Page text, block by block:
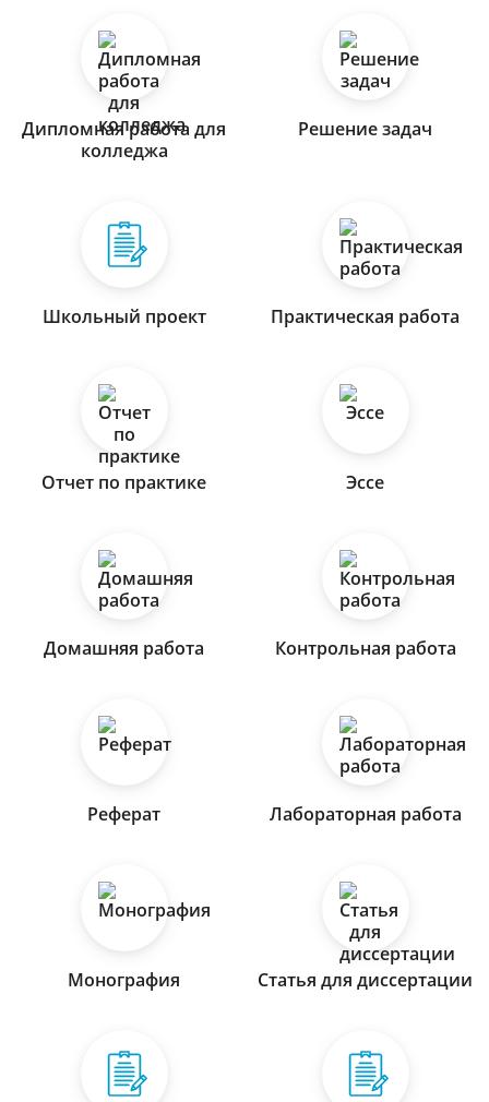
Дипломная работа для
колледжа
Решение задач
Школьный проект Практическая работа
Отчет по практике Эссе
Домашняя работа Контрольная работа
Реферат Лабораторная работа
Монография Статья для диссертации